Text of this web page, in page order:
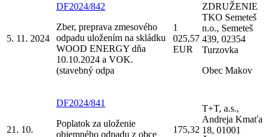
5. 11. 2024
DF2024/842
Zber, preprava zmesového
odpadu uložením na skládku
WOOD ENERGY dňa
10.10.2024 a VOK.
(stavebný odpa
1
025,57
EUR
ZDRUŽENIE
TKO Semeteš
n.o., Semeteš
439, 02354
Turzovka
Obec Makov
21. 10.
DF2024/841
Poplatok za uloženie
objemného odpadu z obce
175,32
T+T, a.s.,
Andreja Kmaťa
18, 01001